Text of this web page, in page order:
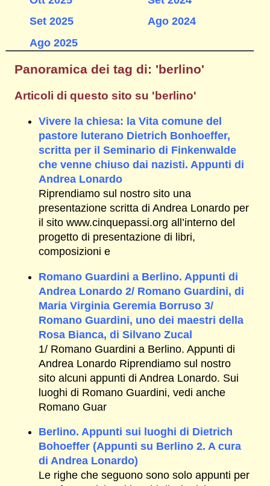
Set 2025
Ago 2025
Ago 2024
Panoramica dei tag di: 'berlino'
Articoli di questo sito su 'berlino'
Vivere la chiesa: la Vita comune del
pastore luterano Dietrich Bonhoeffer,
scritta per il Seminario di Finkenwalde
che venne chiuso dai nazisti. Appunti di
Andrea Lonardo
Riprendiamo sul nostro sito una
presentazione scritta di Andrea Lonardo per
il sito www.cinquepassi.org all’interno del
progetto di presentazione di libri,
composizioni e
Romano Guardini a Berlino. Appunti di
Andrea Lonardo 2/ Romano Guardini, di
Maria Virginia Geremia Borruso 3/
Romano Guardini, uno dei maestri della
Rosa Bianca, di Silvano Zucal
1/ Romano Guardini a Berlino. Appunti di
Andrea Lonardo Riprendiamo sul nostro
sito alcuni appunti di Andrea Lonardo. Sui
luoghi di Romano Guardini, vedi anche
Romano Guar
Berlino. Appunti sui luoghi di Dietrich
Bohoeffer (Appunti su Berlino 2. A cura
di Andrea Lonardo)
Le righe che seguono sono solo appunti per